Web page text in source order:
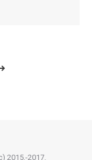
2015.-2017.